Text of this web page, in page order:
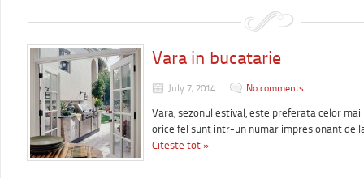
Vara in bucatarie
July 7, 2014 No comments
Vara, sezonul estival, este preferata celor
orice fel sunt intr-un numar impresionant de
Citeste tot »